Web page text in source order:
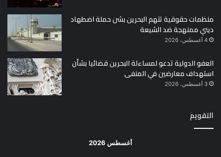
منظمات حقوقية تتهم البحرين بشن حملة اضطهاد
ديني ممنهجة ضد الشيعة
4 أغسطس، 2026
العفو الدولية تدعو لمساءلة البحرين قضائيا بشأن
استهداف معارضين في المنفى
3 أغسطس، 2026
التقويم
أغسطس 2026